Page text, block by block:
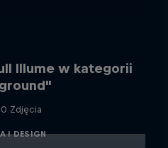
Illume w kategorii
Zdjęcia
I DESIGN